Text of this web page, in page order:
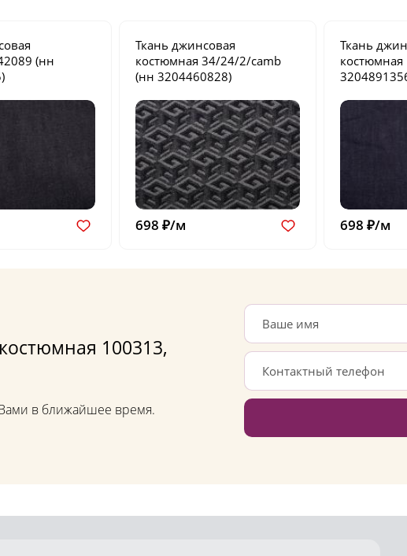
(нн
Ткань джинсовая
костюмная34/24/2/camb
(нн 3204460828)
698 ₽/м
Ткань
костюмная
698 ₽/м
100313,
Вами в ближайшее время.